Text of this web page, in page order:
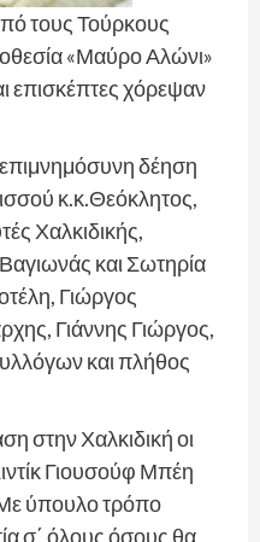
τους Τούρκους
«Μαύρο Αλώνι»
επισκέπτες χόρεψαν
δέηση
κ.κ.Θεόκλητος,
Χαλκιδικής,
και Σωτηρία
Γιώργος
Γιάννης Γιώργος,
και πλήθος
στην Χαλκιδική οι
Γιουσούφ Μπέη
ύπουλο τρόπο
σ΄ όλους όσους θα